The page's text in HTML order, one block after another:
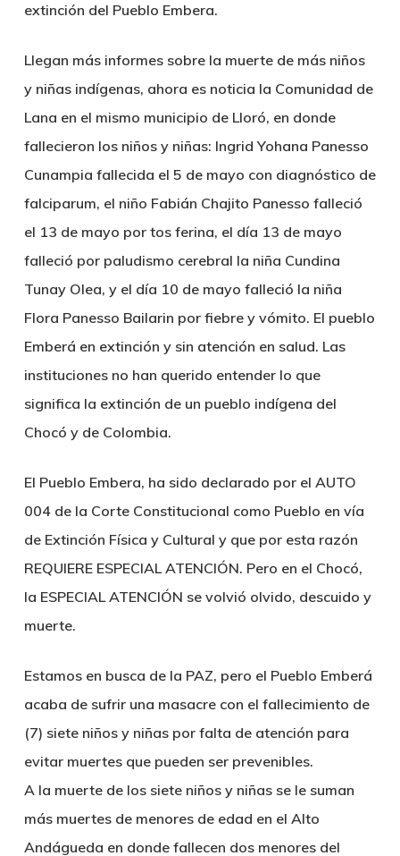
extinción del Pueblo Embera.
Llegan más informes sobre la muerte de más niños
y niñas indígenas, ahora es noticia la Comunidad de
Lana en el mismo municipio de Lloró, en donde
fallecieron los niños y niñas: Ingrid Yohana Panesso
Cunampia fallecida el 5 de mayo con diagnóstico de
falciparum, el niño Fabián Chajito Panesso falleció
el 13 de mayo por tos ferina, el día 13 de mayo
falleció por paludismo cerebral la niña Cundina
Tunay Olea, y el día 10 de mayo falleció la niña
Flora Panesso Bailarin por fiebre y vómito. El pueblo
Emberá en extinción y sin atención en salud. Las
instituciones no han querido entender lo que
significa la extinción de un pueblo indígena del
Chocó y de Colombia.
El Pueblo Embera, ha sido declarado por el AUTO
004 de la Corte Constitucional como Pueblo en vía
de Extinción Física y Cultural y que por esta razón
REQUIERE ESPECIAL ATENCIÓN. Pero en el Chocó,
la ESPECIAL ATENCIÓN se volvió olvido, descuido y
muerte.
Estamos en busca de la PAZ, pero el Pueblo Emberá
acaba de sufrir una masacre con el fallecimiento de
(7) siete niños y niñas por falta de atención para
evitar muertes que pueden ser prevenibles.
A la muerte de los siete niños y niñas se le suman
más muertes de menores de edad en el Alto
Andágueda en donde fallecen dos menores del